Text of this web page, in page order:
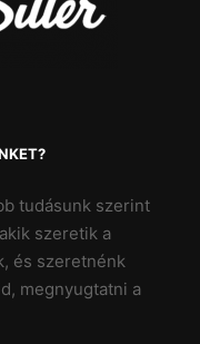
tudásunk szerint
szeretik a
és szeretnénk
megnyugtatni a